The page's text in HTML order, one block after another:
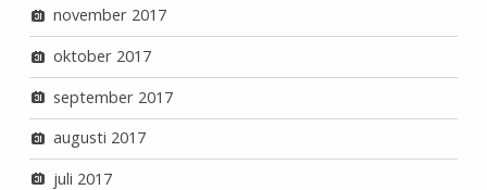
november 2017
oktober 2017
september 2017
augusti 2017
juli 2017